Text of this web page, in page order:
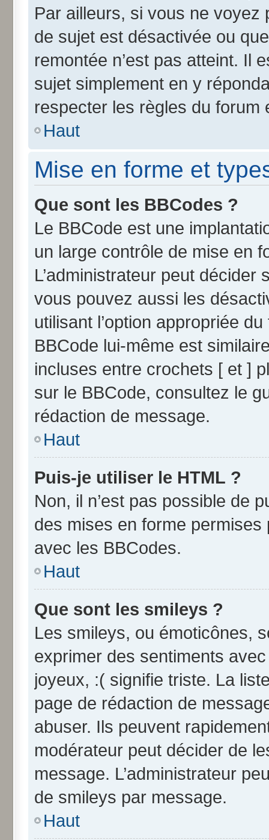
Par ailleurs, si vous ne voyez
de sujet est désactivée ou
remontée n’est pas atteint. Il
sujet simplement en y
respecter les règles du forum
Haut
Mise en forme et
Que sont les BBCodes ?
Le BBCode est une
un large contrôle de mise en
L’administrateur peut
vous pouvez aussi les
utilisant l’option appropriée
BBCode lui-même est
incluses entre crochets [ et ]
sur le BBCode, consultez le
rédaction de message.
Haut
Puis-je utiliser le HTML ?
Non, il n’est pas possible de
des mises en forme
avec les BBCodes.
Haut
Que sont les smileys ?
Les smileys, ou émoticônes,
exprimer des sentiments
joyeux, :( signifie triste. La
page de rédaction de
abuser. Ils peuvent
modérateur peut décider de
message. L’administrateur
de smileys par message.
Haut